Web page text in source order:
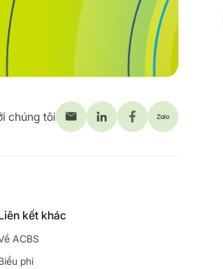
chúng tôi
kết khác
ACBS
phí